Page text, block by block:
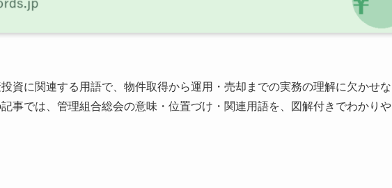
資に関連する用語で、物件取得から運用・売却までの実務の理解に欠かせな
事では、管理組合総会の意味・位置づけ・関連用語を、図解付きでわかりや